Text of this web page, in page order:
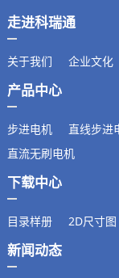
6.5
走进科瑞通
关于我们 企业文化
产品中心
步进电机 直线步进
直流无刷电机
下载中心
目录样册 2D尺寸图
新闻动态